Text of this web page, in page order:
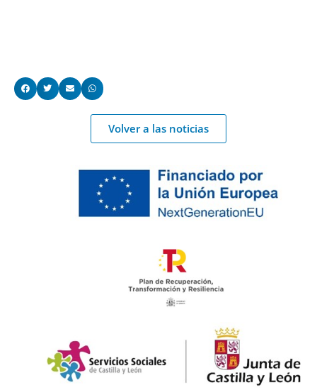
Volver a las noticias